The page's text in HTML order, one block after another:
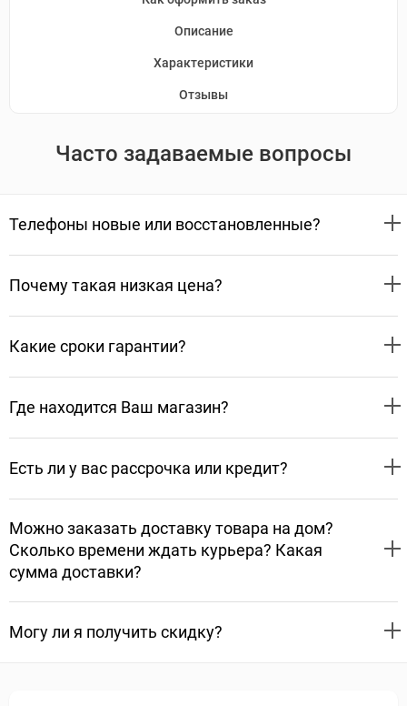
Описание
Характеристики
Отзывы
Часто задаваемые вопросы
Телефоны новые или восстановленные?
Почему такая низкая цена?
Какие сроки гарантии?
Где находится Ваш магазин?
Есть ли у вас рассрочка или кредит?
Можно заказать доставку товара на дом?
Сколько времени ждать курьера? Какая
сумма доставки?
Могу ли я получить скидку?